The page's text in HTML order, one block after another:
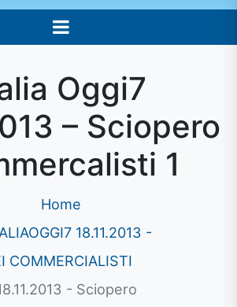
Oggi7
– Sciopero
1
Home
18.11.2013 -
COMMERCIALISTI
- Sciopero